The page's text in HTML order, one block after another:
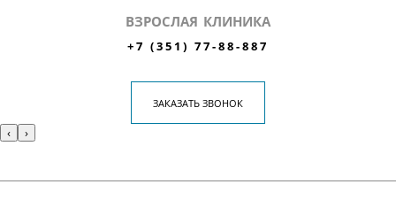
ВЗРОСЛАЯ КЛИНИКА
+7 (351) 77-88-887
ЗАКАЗАТЬ ЗВОНОК
‹ ›